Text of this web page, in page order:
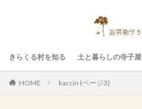
きらくる村を知る 土と暮らしの寺子屋
HOME kaccin (ページ3)